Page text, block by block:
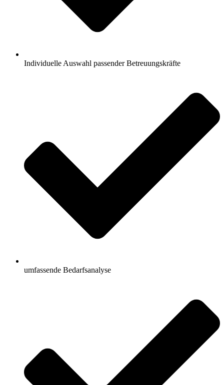
Individuelle Auswahl passender Betreuungskräfte
umfassende Bedarfsanalyse